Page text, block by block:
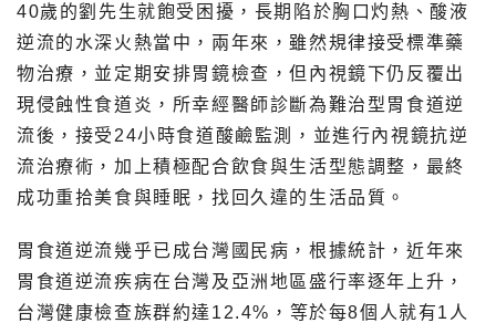
40歲的劉先生就飽受困擾，長期陷於胸口灼熱、酸液
逆流的水深火熱當中，兩年來，雖然規律接受標準藥
物治療，並定期安排胃鏡檢查，但內視鏡下仍反覆出
現侵蝕性食道炎，所幸經醫師診斷為難治型胃食道逆
流後，接受24小時食道酸鹼監測，並進行內視鏡抗逆
流治療術，加上積極配合飲食與生活型態調整，最終
成功重拾美食與睡眠，找回久違的生活品質。
胃食道逆流幾乎已成台灣國民病，根據統計，近年來
胃食道逆流疾病在台灣及亞洲地區盛行率逐年上升，
台灣健康檢查族群約達12.4%，等於每8個人就有1人